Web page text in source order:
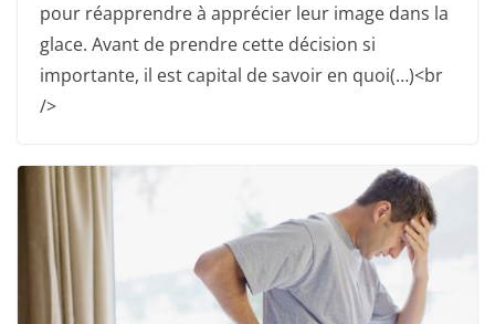
pour réapprendre à apprécier leur image dans la
glace. Avant de prendre cette décision si
importante, il est capital de savoir en quoi(…)<br
/>